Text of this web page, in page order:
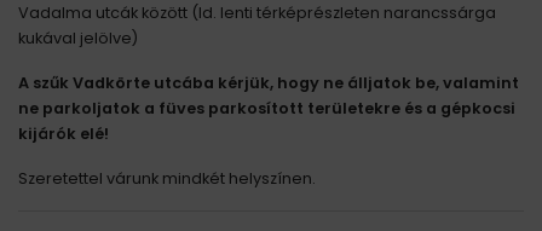
Vadalma utcák között (ld. lenti térképrészleten narancssárga
kukával jelölve)
A szűk Vadkörte utcába kérjük, hogy ne álljatok be, valamint
ne parkoljatok a füves parkosított területekre és a gépkocsi
kijárók elé!
Szeretettel várunk mindkét helyszínen.